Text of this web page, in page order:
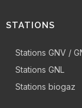
STATIONS
Stations GNV /
Stations GNL
Stations biogaz